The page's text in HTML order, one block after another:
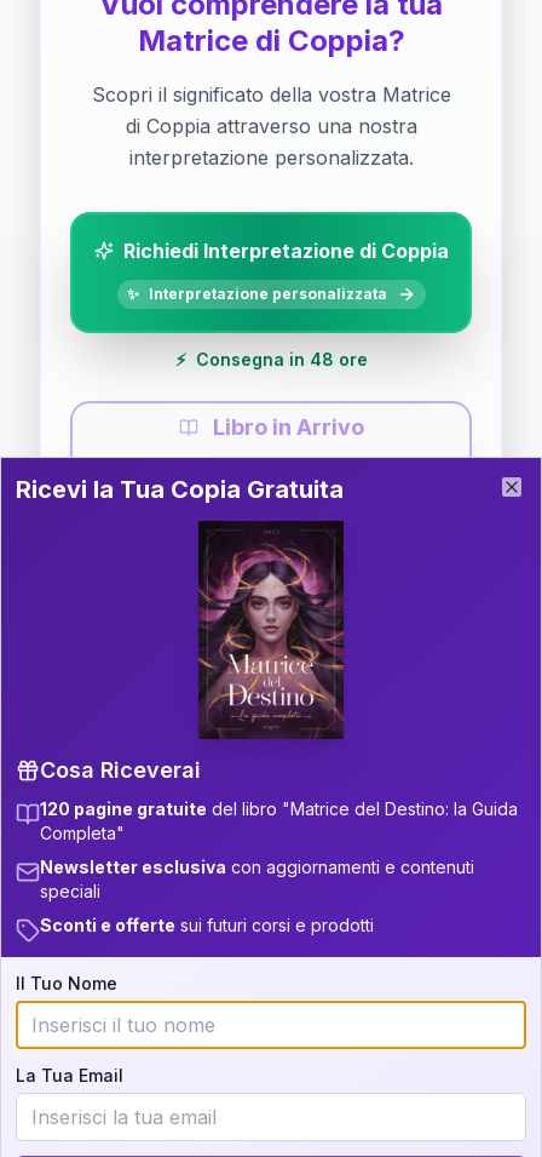
Matrice di Coppia?
Scopri il significato della vostra Matrice
di Coppia attraverso una nostra
interpretazione personalizzata.
Richiedi Interpretazione di Coppia
✨ Interpretazione personalizzata
⚡ Consegna in 48 ore
Libro in Arrivo
Guida completa di Coppia
Il libro è in fase di scrittura. Iscriviti alla newsletter
per ricevere aggiornamenti!
P.S. Interpretazione parziale
gratuita
Scorri più in basso per vedere
un'interpretazione parziale gratuita della tua
Iscriviti alla newsletter per ricevere
aggiornamenti quando sarà disponibile.
Cosa scoprirete nella vostra
interpretazione:
💕 Come rafforzare la vostra unione
Ricevi la Tua Copia Gratuita del Libro
Ricevi la Tua Copia Gratuita
Cosa Riceverai
120 pagine gratuite del libro "Matrice del Destino: la Guida
Completa"
Newsletter esclusiva con aggiornamenti e contenuti
speciali
Sconti e offerte sui futuri corsi e prodotti
Il Tuo Nome
La Tua Email